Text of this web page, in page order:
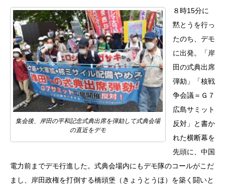
集会後、岸田の平和記念式典出席を弾劾して式典会場
の直近をデモ
８時15分に
黙とうを行っ
たのち、デモ
に出発。「岸
田の式典出席
弾劾」「核戦
争会議＝Ｇ７
広島サミット
反対」と書か
れた横断幕を
先頭に、中国
電力前までデモ行進した。式典会場内にもデモ隊のコールがこだ
まし、岸田政権を打倒する橋頭堡（きょうとうほ）を築く闘いと